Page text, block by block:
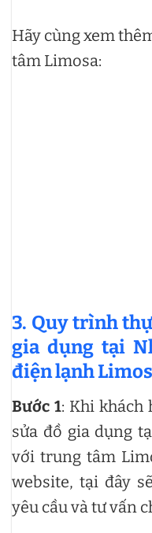
Hãy cùng xem
tâm Limosa:
3. Quy trình
gia dụng tại
điện lạnh
Bước 1: Khi khách
sửa đồ gia dụng
với trung tâm
website, tại đây
yêu cầu và tư vấn